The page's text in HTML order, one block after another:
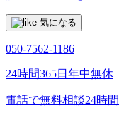
気になる
050-7562-1186
24時間365日年中無休
電話で無料相談24時